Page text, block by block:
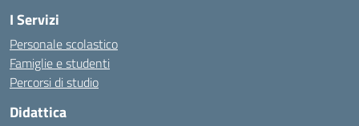
I Servizi
Personale scolastico
Famiglie e studenti
Percorsi di studio
Didattica